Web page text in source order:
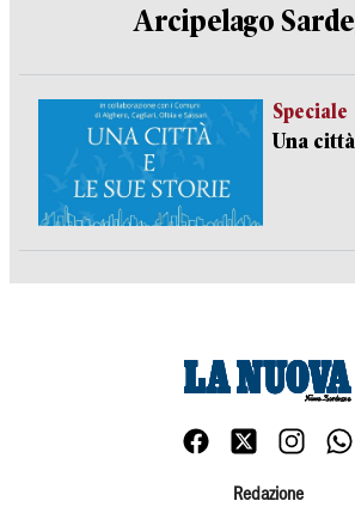
Arcipelago
Speciale
Una
Redazione